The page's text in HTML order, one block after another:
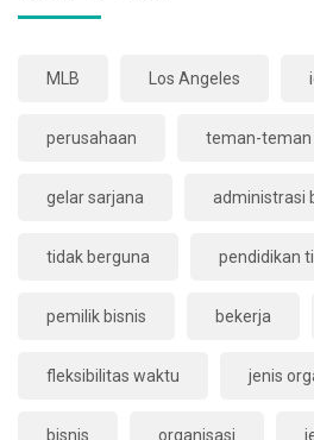
MLB Los Angeles
perusahaan teman-teman
gelar sarjana administrasi
tidak berguna pendidikan
pemilik bisnis bekerja
fleksibilitas waktu jenis
bisnis organisasi